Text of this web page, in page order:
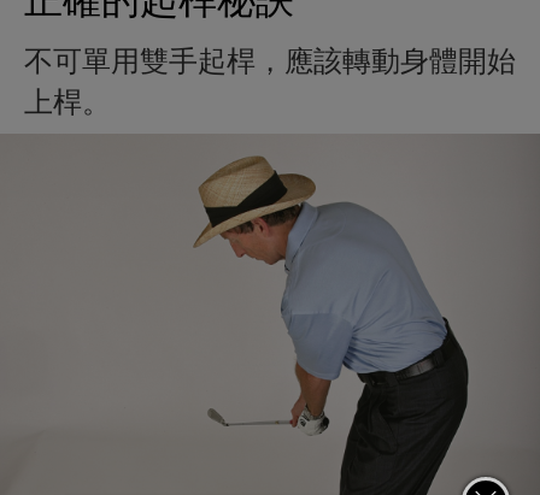
不可單用雙手起桿，應該轉動身體開始
上桿。